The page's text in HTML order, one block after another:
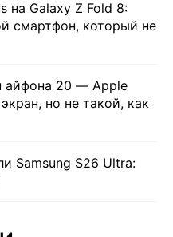
на Galaxy Z Fold 8:
смартфон, который не
айфона 20 — Apple
но не такой, как
Samsung S26 Ultra: